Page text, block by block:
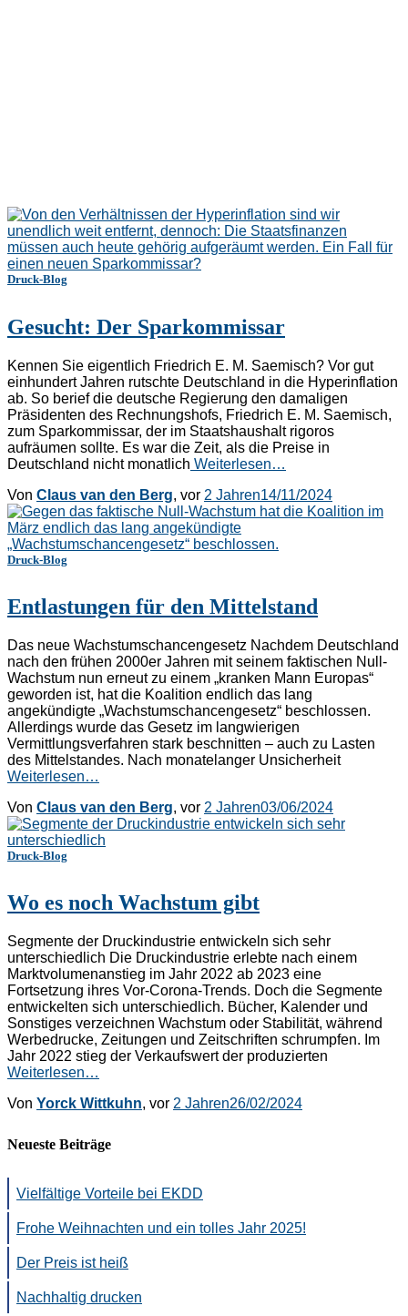
Druck-Blog
Gesucht: Der Sparkommissar
Kennen Sie eigentlich Friedrich E. M. Saemisch? Vor gut
einhundert Jahren rutschte Deutschland in die Hyperinflation
ab. So berief die deutsche Regierung den damaligen
Präsidenten des Rechnungshofs, Friedrich E. M. Saemisch,
zum Sparkommissar, der im Staatshaushalt rigoros
aufräumen sollte. Es war die Zeit, als die Preise in
Deutschland nicht monatlich Weiterlesen…
Von Claus van den Berg, vor 2 Jahren14/11/2024
Druck-Blog
Entlastungen für den Mittelstand
Das neue Wachstumschancengesetz Nachdem Deutschland
nach den frühen 2000er Jahren mit seinem faktischen Null-
Wachstum nun erneut zu einem „kranken Mann Europas“
geworden ist, hat die Koalition endlich das lang
angekündigte „Wachstumschancengesetz“ beschlossen.
Allerdings wurde das Gesetz im langwierigen
Vermittlungsverfahren stark beschnitten – auch zu Lasten
des Mittelstandes. Nach monatelanger Unsicherheit
Weiterlesen…
Von Claus van den Berg, vor 2 Jahren03/06/2024
Druck-Blog
Wo es noch Wachstum gibt
Segmente der Druckindustrie entwickeln sich sehr
unterschiedlich Die Druckindustrie erlebte nach einem
Marktvolumenanstieg im Jahr 2022 ab 2023 eine
Fortsetzung ihres Vor-Corona-Trends. Doch die Segmente
entwickelten sich unterschiedlich. Bücher, Kalender und
Sonstiges verzeichnen Wachstum oder Stabilität, während
Werbedrucke, Zeitungen und Zeitschriften schrumpfen. Im
Jahr 2022 stieg der Verkaufswert der produzierten
Weiterlesen…
Von Yorck Wittkuhn, vor 2 Jahren26/02/2024
Neueste Beiträge
Vielfältige Vorteile bei EKDD
Frohe Weihnachten und ein tolles Jahr 2025!
Der Preis ist heiß
Nachhaltig drucken